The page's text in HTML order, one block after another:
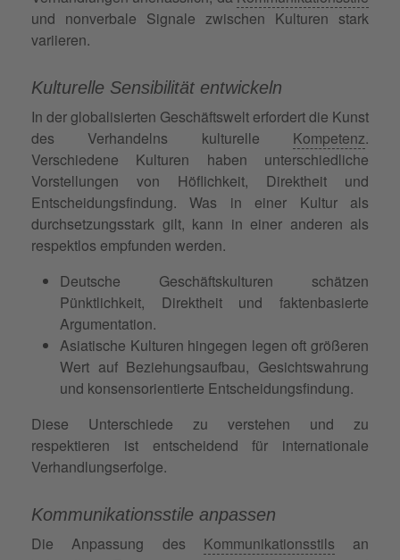
und nonverbale Signale zwischen Kulturen stark
variieren.
Kulturelle Sensibilität entwickeln
In der globalisierten Geschäftswelt erfordert die Kunst
des Verhandelns kulturelle Kompetenz.
Verschiedene Kulturen haben unterschiedliche
Vorstellungen von Höflichkeit, Direktheit und
Entscheidungsfindung. Was in einer Kultur als
durchsetzungsstark gilt, kann in einer anderen als
respektlos empfunden werden.
Deutsche Geschäftskulturen schätzen
Pünktlichkeit, Direktheit und faktenbasierte
Argumentation.
Asiatische Kulturen hingegen legen oft größeren
Wert auf Beziehungsaufbau, Gesichtswahrung
und konsensorientierte Entscheidungsfindung.
Diese Unterschiede zu verstehen und zu
respektieren ist entscheidend für internationale
Verhandlungserfolge.
Kommunikationsstile anpassen
Die Anpassung des Kommunikationsstils an